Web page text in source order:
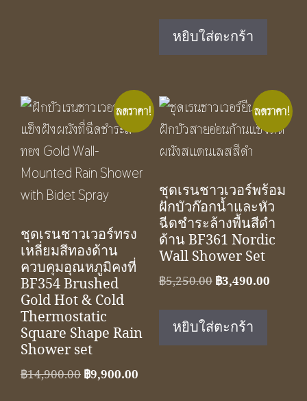
฿1,950.00.
หยิบใส่ตะกร้า
ลดราคา!
ชุดเรนชาวเวอร์ทรง
เหลี่ยมสีทองด้าน
ควบคุมอุณหภูมิคงที่
BF354 Brushed
Gold Hot & Cold
Thermostatic
Square Shape Rain
Shower set
฿14,900.00 Original
฿9,900.00
ลดราคา!
ชุดเรนชาวเวอร์พร้อม
ฝักบัวก๊อกน้ำและหัว
ฉีดชำระล้างพื้นสีดำ
ด้าน BF361 Nordic
Wall Shower Set
฿5,250.00 Original
฿5,250.00.
฿3,490.00
หยิบใส่ตะกร้า